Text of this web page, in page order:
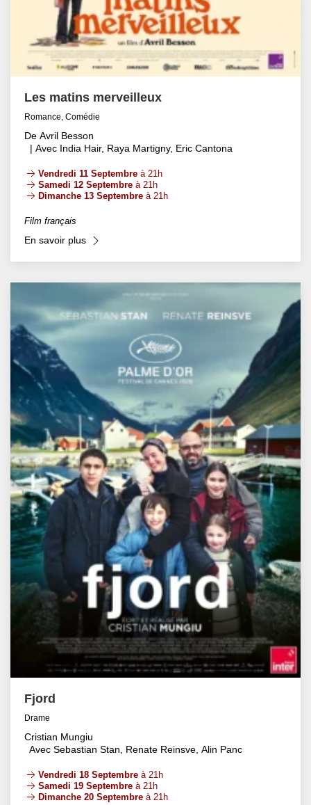
Les matins merveilleux
Romance, Comédie
De Avril Besson
| Avec India Hair, Raya Martigny, Eric Cantona
Vendredi 11 Septembre à 21h
Samedi 12 Septembre à 21h
Dimanche 13 Septembre à 21h
Film français
En savoir plus
Fjord
Drame
Cristian Mungiu
Avec Sebastian Stan, Renate Reinsve, Alin Panc
Vendredi 18 Septembre à 21h
Samedi 19 Septembre à 21h
Dimanche 20 Septembre à 21h